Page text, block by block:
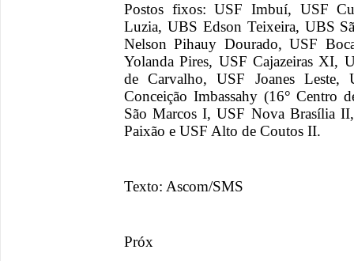
Postos fixos: USF Imbuí, USF
Luzia, UBS Edson Teixeira, UBS
Nelson Pihauy Dourado, USF
Yolanda Pires, USF Cajazeiras
de Carvalho, USF Joanes Leste,
Conceição Imbassahy (16° Centro
São Marcos I, USF Nova Brasília
Paixão e USF Alto de Coutos II.
Texto: Ascom/SMS
Próx